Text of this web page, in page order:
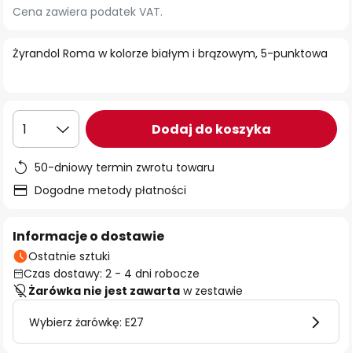
początek
Żyrandol Roma w kolorze białym i brązowym, 5-punktowa
Cena zawiera podatek VAT.
1 Dodaj do koszyka
50-dniowy termin zwrotu towaru
Dogodne metody płatności
Informacje o dostawie
Ostatnie sztuki
Czas dostawy: 2 - 4 dni robocze
Żarówka nie jest zawarta w zestawie
Wybierz żarówkę: E27